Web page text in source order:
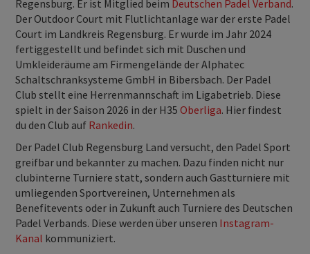
Regensburg. Er ist Mitglied beim Deutschen Padel Verband.
Der Outdoor Court mit Flutlichtanlage war der erste Padel
Court im Landkreis Regensburg. Er wurde im Jahr 2024
fertiggestellt und befindet sich mit Duschen und
Umkleideräume am Firmengelände der Alphatec
Schaltschranksysteme GmbH in Bibersbach. Der Padel
Club stellt eine Herrenmannschaft im Ligabetrieb. Diese
spielt in der Saison 2026 in der H35Oberliga. Hier findest
du den Club auf Rankedin.
Der Padel Club Regensburg Land versucht, den Padel Sport
greifbar und bekannter zu machen. Dazu finden nicht nur
clubinterne Turniere statt, sondern auch Gastturniere mit
umliegenden Sportvereinen, Unternehmen als
Benefitevents oder in Zukunft auch Turniere des Deutschen
Padel Verbands. Diese werden über unseren Instagram-
Kanal kommuniziert.